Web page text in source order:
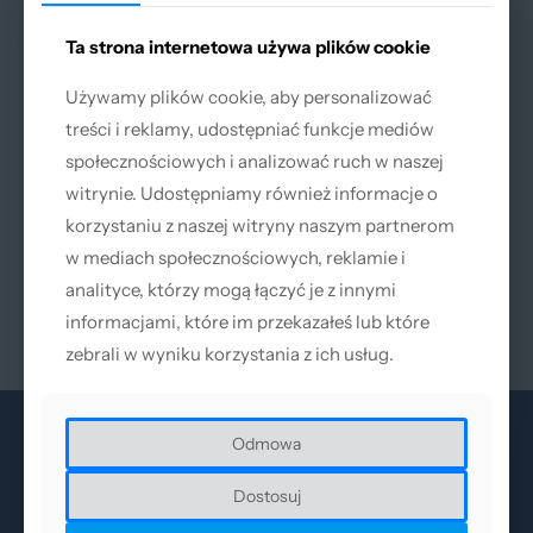
Okulary ochronne do lasera
Fiber 940-1100nm (OD7+) EN
207 / EN 208
Netto | 404,67zł
Brutto
Ta strona internetowa używa plików cookie
Używamy plików cookie, aby personalizować
treści i reklamy, udostępniać funkcje mediów
społecznościowych i analizować ruch w naszej
witrynie. Udostępniamy również informacje o
korzystaniu z naszej witryny naszym partnerom
w mediach społecznościowych, reklamie i
analityce, którzy mogą łączyć je z innymi
informacjami, które im przekazałeś lub które
zebrali w wyniku korzystania z ich usług.
Odmowa
Dostosuj
Ta strona internetowa używa plików cookie
Używamy plików cookie, aby personalizować
treści i reklamy, udostępniać funkcje mediów
społecznościowych i analizować ruch w naszej
witrynie. Udostępniamy również informacje o
korzystaniu z naszej witryny naszym partnerom
w mediach społecznościowych, reklamie i
analityce, którzy mogą łączyć je z innymi
informacjami, które im przekazałeś lub które
zebrali w wyniku korzystania z ich usług.
Odmowa
Dostosuj